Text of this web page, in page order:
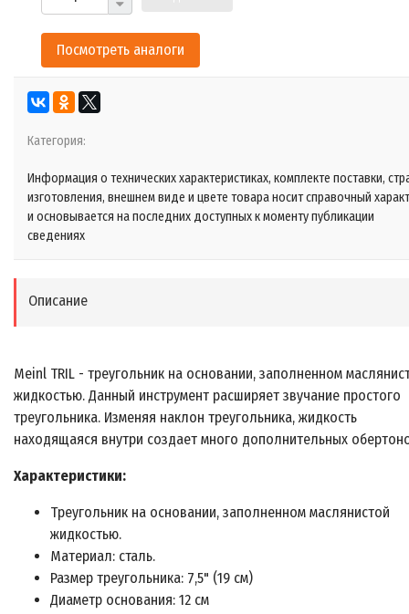
Посмотреть аналоги
Категория:
Информация о технических характеристиках, комплекте поставки,
изготовления, внешнем виде и цвете товара носит справочный
и основывается на последних доступных к моменту публикации
сведениях
Описание
Meinl TRIL - треугольник на основании, заполненном
жидкостью. Данный инструмент расширяет звучание простого
треугольника. Изменяя наклон треугольника, жидкость
находящаяся внутри создает много дополнительных
Характеристики:
Треугольник на основании, заполненном маслянистой
жидкостью.
Материал: сталь.
Размер треугольника: 7,5" (19 см)
Диаметр основания: 12 см